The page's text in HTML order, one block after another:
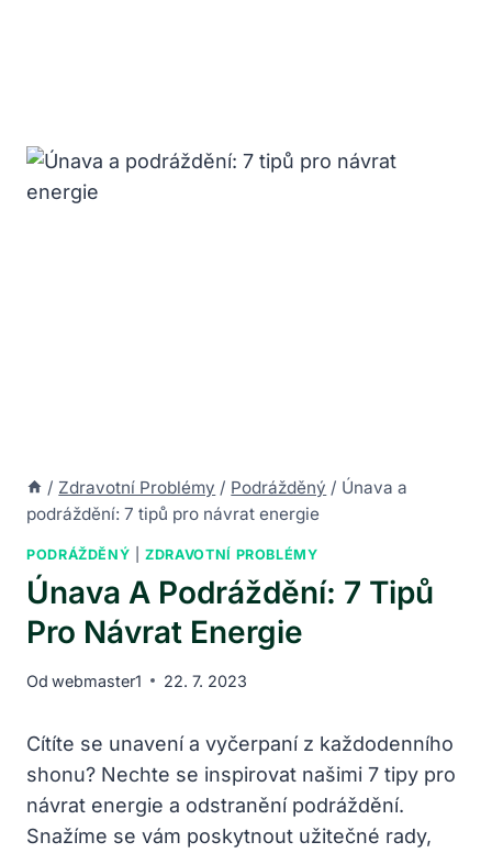
/ Zdravotní Problémy / Podrážděný / Únava a
podráždění: 7 tipů pro návrat energie
PODRÁŽDĚNÝ |ZDRAVOTNÍ PROBLÉMY
Únava A Podráždění: 7 Tipů
Pro Návrat Energie
Od webmaster1 22. 7. 2023
Cítíte se unavení a vyčerpaní z každodenního
shonu? Nechte se inspirovat našimi 7 tipy pro
návrat energie a odstranění podráždění.
Snažíme se vám poskytnout užitečné rady,